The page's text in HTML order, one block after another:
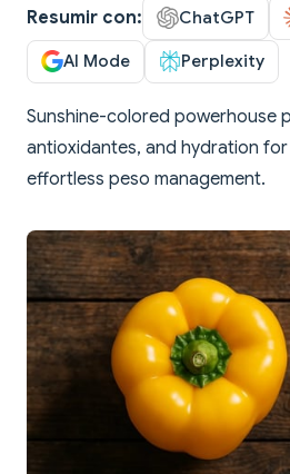
Resumir con: ChatGPT
AI Mode Perplexity
Sunshine-colored powerhouse
antioxidantes, and hydration
effortless peso management.